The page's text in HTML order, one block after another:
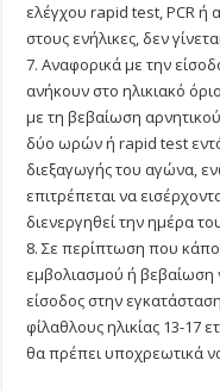
ελέγχου rapid test, PCR ή
στους ενήλικες, δεν
7. Αναφορικά με την
ανήκουν στο ηλικιακό
με τη βεβαίωση
δύο ωρών ή rapid test
διεξαγωγής του αγώνα,
επιτρέπεται να
διενεργηθεί την ημέρα
8. Σε περίπτωση που
εμβολιασμού ή βεβαίωση
είσοδος στην
φίλαθλους ηλικίας 13-17
θα πρέπει υποχρεωτικά